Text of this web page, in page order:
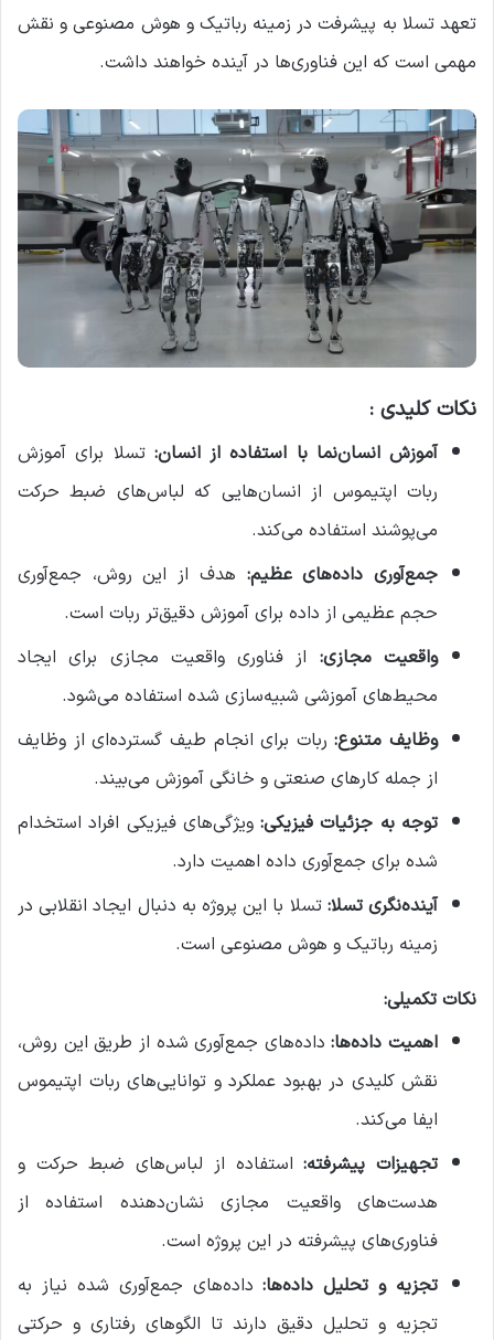
تعهد تسلا به پیشرفت در زمینه رباتیک و هوش مصنوعی و نقش
مهمی است که این فناوری‌ها در آینده خواهند داشت.
نکات کلیدی :
آموزش انسان‌نما با استفاده از انسان: تسلا برای آموزش
ربات اپتیموس از انسان‌هایی که لباس‌های ضبط حرکت
می‌پوشند استفاده می‌کند.
جمع‌آوری داده‌های عظیم: هدف از این روش، جمع‌آوری
حجم عظیمی از داده برای آموزش دقیق‌تر ربات است.
واقعیت مجازی: از فناوری واقعیت مجازی برای ایجاد
محیط‌های آموزشی شبیه‌سازی شده استفاده می‌شود.
وظایف متنوع:ربات برای انجام طیف گسترده‌ای از وظایف
از جمله کارهای صنعتی و خانگی آموزش می‌بیند.
توجه به جزئیات فیزیکی:ویژگی‌های فیزیکی افراد استخدام
شده برای جمع‌آوری داده اهمیت دارد.
آینده‌نگری تسلا: تسلا با این پروژه به دنبال ایجاد انقلابی در
زمینه رباتیک و هوش مصنوعی است.
نکات تکمیلی:
اهمیت داده‌ها:داده‌های جمع‌آوری شده از طریق این روش،
نقش کلیدی در بهبود عملکرد و توانایی‌های ربات اپتیموس
ایفا می‌کند.
تجهیزات پیشرفته:استفاده از لباس‌های ضبط حرکت و
هدست‌های واقعیت مجازی نشان‌دهنده استفاده از
فناوری‌های پیشرفته در این پروژه است.
تجزیه و تحلیل داده‌ها:داده‌های جمع‌آوری شده نیاز به
تجزیه و تحلیل دقیق دارند تا الگوهای رفتاری و حرکتی